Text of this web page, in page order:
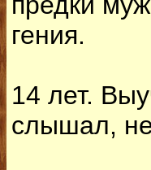
гения.
14 лет.
слышал,